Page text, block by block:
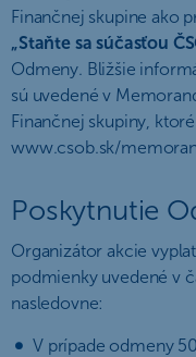
Finančnej skupine ako
„Staňte sa súčasťou
Odmeny. Bližšie
sú uvedené v
Finančnej skupiny,
www.csob.sk/
Poskytnutie
Organizátor akcie
podmienky uvedené v
nasledovne:
V prípade odmeny